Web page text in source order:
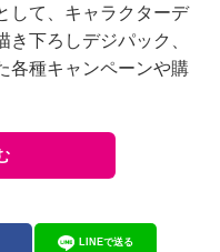
て、キャラクターデ
下ろしデジパック、
各種キャンペーンや購
LINEで送る